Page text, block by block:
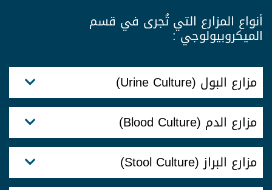
أنواع المزارع التي تُجرى في قسم
الميكروبيولوجي :
مزارع البول (Urine Culture)
مزارع الدم (Blood Culture)
مزارع البراز (Stool Culture)